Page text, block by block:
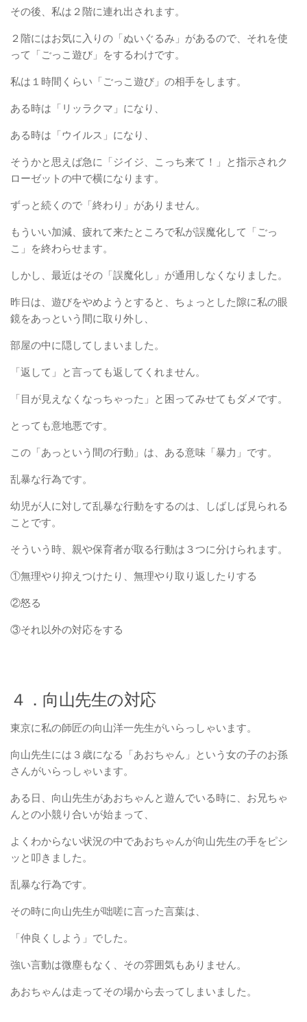
その後、私は２階に連れ出されます。
２階にはお気に入りの「ぬいぐるみ」があるので、それを使
って「ごっこ遊び」をするわけです。
私は１時間くらい「ごっこ遊び」の相手をします。
ある時は「リッラクマ」になり、
ある時は「ウイルス」になり、
そうかと思えば急に「ジイジ、こっち来て！」と指示されク
ローゼットの中で横になります。
ずっと続くので「終わり」がありません。
もういい加減、疲れて来たところで私が誤魔化して「ごっ
こ」を終わらせます。
しかし、最近はその「誤魔化し」が通用しなくなりました。
昨日は、遊びをやめようとすると、ちょっとした隙に私の眼
鏡をあっという間に取り外し、
部屋の中に隠してしまいました。
「返して」と言っても返してくれません。
「目が見えなくなっちゃった」と困ってみせてもダメです。
とっても意地悪です。
この「あっという間の行動」は、ある意味「暴力」です。
乱暴な行為です。
幼児が人に対して乱暴な行動をするのは、しばしば見られる
ことです。
そういう時、親や保育者が取る行動は３つに分けられます。
①無理やり抑えつけたり、無理やり取り返したりする
②怒る
③それ以外の対応をする
４．向山先生の対応
東京に私の師匠の向山洋一先生がいらっしゃいます。
向山先生には３歳になる「あおちゃん」という女の子のお孫
さんがいらっしゃいます。
ある日、向山先生があおちゃんと遊んでいる時に、お兄ちゃ
んとの小競り合いが始まって、
よくわからない状況の中であおちゃんが向山先生の手をピシ
ッと叩きました。
乱暴な行為です。
その時に向山先生が咄嗟に言った言葉は、
「仲良くしよう」でした。
強い言動は微塵もなく、その雰囲気もありません。
あおちゃんは走ってその場から去ってしまいました。